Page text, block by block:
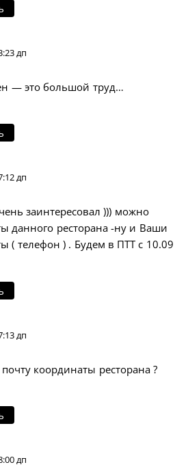
дп
— это большой труд…
дп
заинтересовал ))) можно
данного ресторана -ну и Ваши
( телефон ) . Будем в ПТТ с 10.09
дп
координаты ресторана ?
дп